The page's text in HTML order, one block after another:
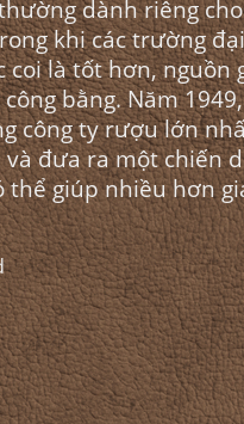
dành riêng
khi các trường
là tốt hơn, nguồn
bằng. Năm 1949,
công ty rượu lớn
và đưa ra một chiến
thể giúp nhiều hơn